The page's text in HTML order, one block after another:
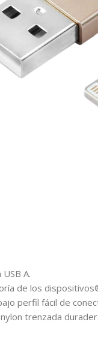
A.
de los
perfil fácil de
trenzada